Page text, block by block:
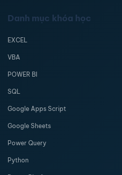
Danh mục khóa học
EXCEL
VBA
POWER BI
SQL
Google Apps Script
Google Sheets
Power Query
Python